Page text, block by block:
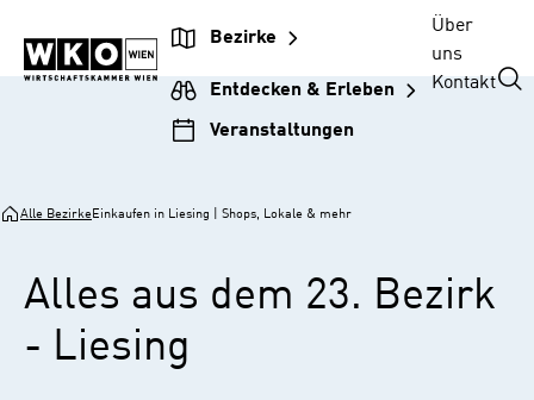
Unternehmensnavigation
springen
Inhalt
springen
Hauptnavigation
springen
Footer
springen
Bezirke
Entdecken & Erleben
Veranstaltungen
Über
uns
Kontakt
Alle BezirkeEinkaufen in Liesing | Shops, Lokale & mehr
Alles aus dem 23. Bezirk
- Liesing